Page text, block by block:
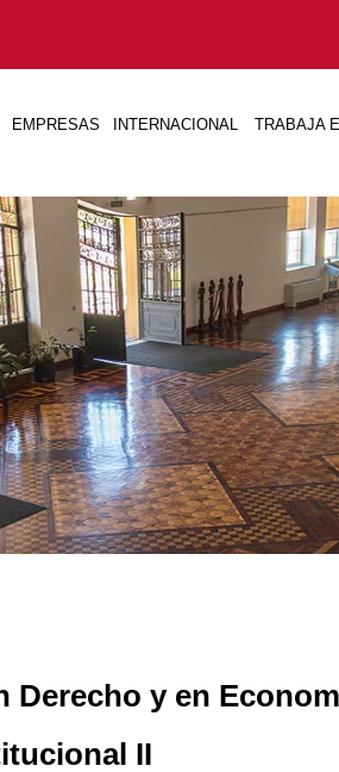
EMPRESAS INTERNACIONAL TRABAJA
Derecho y en
II